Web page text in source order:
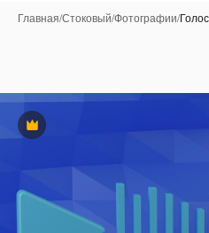
Главная/Стоковый/Фотографии/
Премиум